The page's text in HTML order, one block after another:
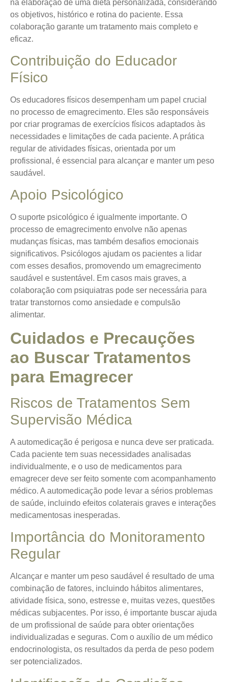
na elaboração de uma dieta personalizada, considerando
os objetivos, histórico e rotina do paciente. Essa
colaboração garante um tratamento mais completo e
eficaz.
Contribuição do Educador
Físico
Os educadores físicos desempenham um papel crucial
no processo de emagrecimento. Eles são responsáveis
por criar programas de exercícios físicos adaptados às
necessidades e limitações de cada paciente. A prática
regular de atividades físicas, orientada por um
profissional, é essencial para alcançar e manter um peso
saudável.
Apoio Psicológico
O suporte psicológico é igualmente importante. O
processo de emagrecimento envolve não apenas
mudanças físicas, mas também desafios emocionais
significativos. Psicólogos ajudam os pacientes a lidar
com esses desafios, promovendo um emagrecimento
saudável e sustentável. Em casos mais graves, a
colaboração com psiquiatras pode ser necessária para
tratar transtornos como ansiedade e compulsão
alimentar.
Cuidados e Precauções
ao Buscar Tratamentos
para Emagrecer
Riscos de Tratamentos Sem
Supervisão Médica
A automedicação é perigosa e nunca deve ser praticada.
Cada paciente tem suas necessidades analisadas
individualmente, e o uso de medicamentos para
emagrecer deve ser feito somente com acompanhamento
médico. A automedicação pode levar a sérios problemas
de saúde, incluindo efeitos colaterais graves e interações
medicamentosas inesperadas.
Importância do Monitoramento
Regular
Alcançar e manter um peso saudável é resultado de uma
combinação de fatores, incluindo hábitos alimentares,
atividade física, sono, estresse e, muitas vezes, questões
médicas subjacentes. Por isso, é importante buscar ajuda
de um profissional de saúde para obter orientações
individualizadas e seguras. Com o auxílio de um médico
endocrinologista, os resultados da perda de peso podem
ser potencializados.